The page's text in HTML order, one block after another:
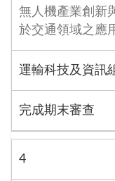
無人機產業創新
於交通領域之應
運輸科技及資訊
完成期末審查
4